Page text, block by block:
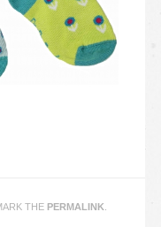
THE PERMALINK